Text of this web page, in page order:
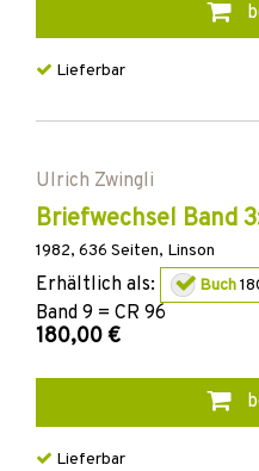
Lieferbar
Ulrich Zwingli
Briefwechsel Band
1982, 636 Seiten, Linson
Erhältlich als: Buch
Band 9 = CR 96
180,00 €
Lieferbar